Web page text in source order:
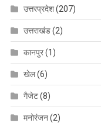
उत्तरप्रदेश(207)
उत्तराखंड(2)
कानपुर(1)
खेल(6)
गैजेट(8)
मनोरंजन(2)